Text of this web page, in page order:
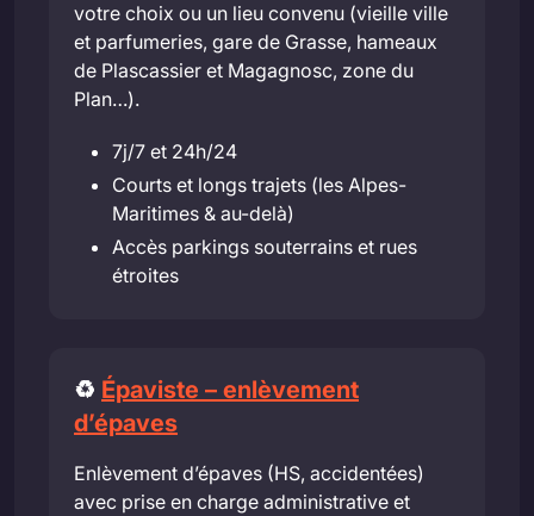
votre choix ou un lieu convenu (vieille ville
et parfumeries, gare de Grasse, hameaux
de Plascassier et Magagnosc, zone du
Plan…).
7j/7 et 24h/24
Courts et longs trajets (les Alpes-
Maritimes & au-delà)
Accès parkings souterrains et rues
étroites
♻️ Épaviste – enlèvement
d’épaves
Enlèvement d’épaves (HS, accidentées)
avec prise en charge administrative et